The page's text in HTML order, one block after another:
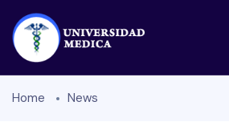
Home News